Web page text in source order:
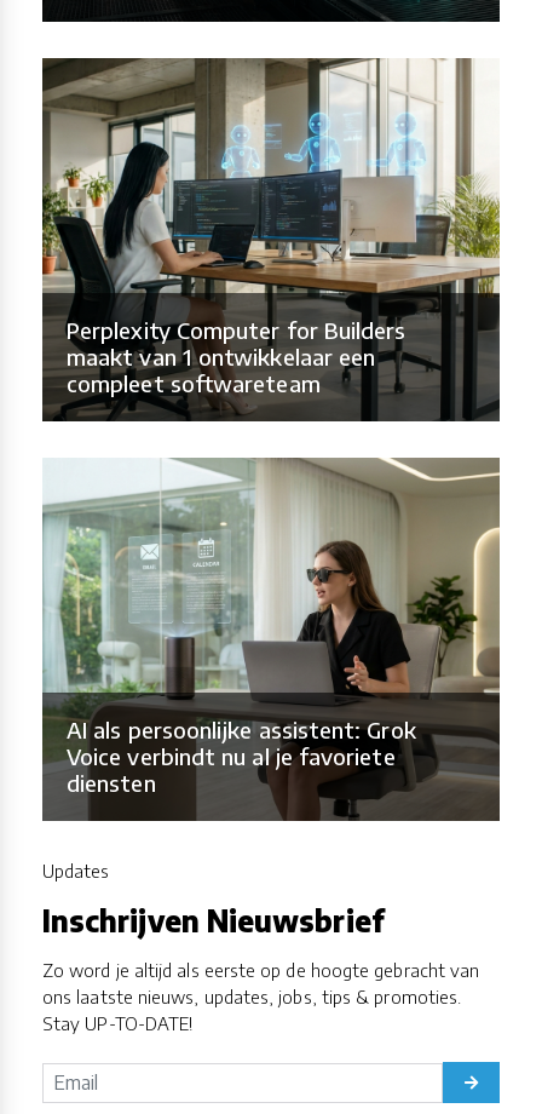
Perplexity Computer for Builders
maakt van 1 ontwikkelaar een
compleet softwareteam
AI als persoonlijke assistent: Grok
Voice verbindt nu al je favoriete
diensten
Updates
Inschrijven Nieuwsbrief
Zo word je altijd als eerste op de hoogte gebracht van
ons laatste nieuws, updates, jobs, tips & promoties.
Stay UP-TO-DATE!